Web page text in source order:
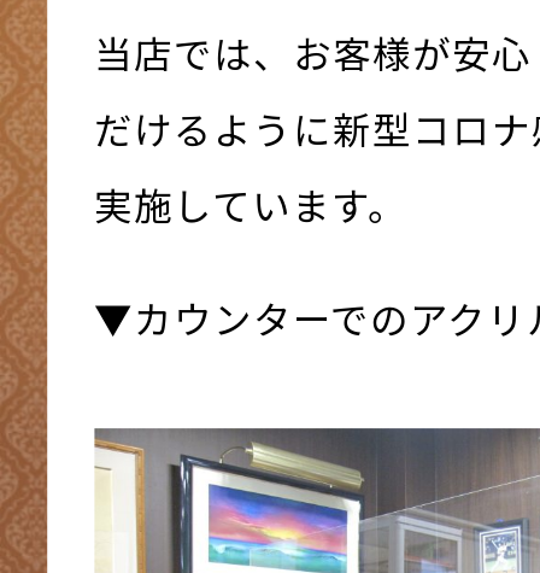
当店では、お客様が安
だけるように新型コロ
実施しています。
▼カウンターでのアクリ